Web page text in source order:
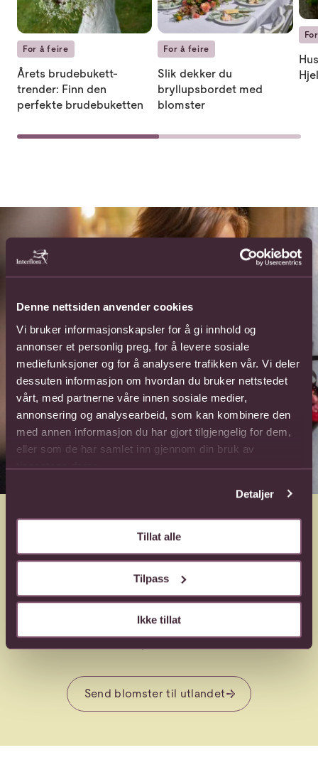
Denne nettsiden anvender cookies
Vi bruker informasjonskapsler for å gi innhold og
annonser et personlig preg, for å levere sosiale
mediefunksjoner og for å analysere trafikken vår. Vi deler
dessuten informasjon om hvordan du bruker nettstedet
vårt, med partnerne våre innen sosiale medier,
annonsering og analysearbeid, som kan kombinere den
med annen informasjon du har gjort tilgjengelig for dem,
eller som de har samlet inn gjennom din bruk av
tjenestene deres.
Detaljer
Tillat alle
Tilpass
Ikke tillat
For å feire
Årets brudebukett-
trender: Finn den
perfekte brudebuketten
For å feire
Slik dekker du
bryllupsbordet med
blomster
Har du noen langt borte
som du tenker mye på?
Uansett om du ønsker å glede noen på den andre
siden av kloden eller overraske en venn i et annet land,
ønsker.
Send blomster til utlandet